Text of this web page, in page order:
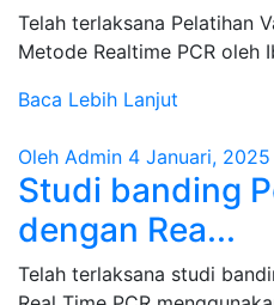
Telah terlaksana Pelatihan
Metode Realtime PCR oleh
Baca Lebih Lanjut
Oleh Admin 4 Januari, 2025
Studi banding
dengan Rea...
Telah terlaksana studi